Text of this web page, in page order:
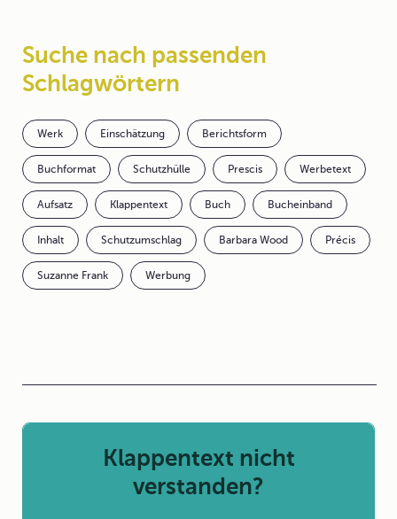
Suche nach passenden
Schlagwörtern
Werk Einschätzung Berichtsform
Buchformat Schutzhülle Prescis Werbetext
Aufsatz Klappentext Buch Bucheinband
Inhalt Schutzumschlag Barbara Wood Précis
Suzanne Frank Werbung
Klappentext nicht
verstanden?